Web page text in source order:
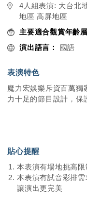
4人組表演: 大台北
地區 高屏地區
主要適合觀賞年齡層
演出語言：
國語
表演特色
魔力宏娛樂斥資百萬獨
力十足的節目設計，保
貼心提醒
本表演有場地挑高
本表演有試音彩排
讓演出更完美